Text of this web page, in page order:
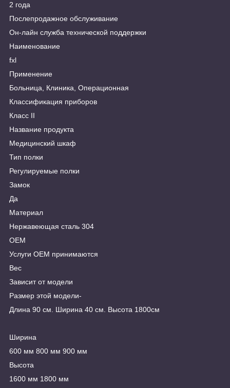
2 года
Послепродажное обслуживание
Он-лайн служба технической поддержки
Наименование
fxl
Применение
Больница, Клиника, Операционная
Классификация приборов
Класс II
Название продукта
Медицинский шкаф
Тип полки
Регулируемые полки
Замок
Да
Материал
Нержавеющая сталь 304
ОЕМ
Услуги OEM принимаются
Вес
Зависит от модели
Размер этой модели-
Длина 90 см. Ширина 40 см. Высота 1800см
Ширина
600 мм 800 мм 900 мм
Высота
1600 мм 1800 мм